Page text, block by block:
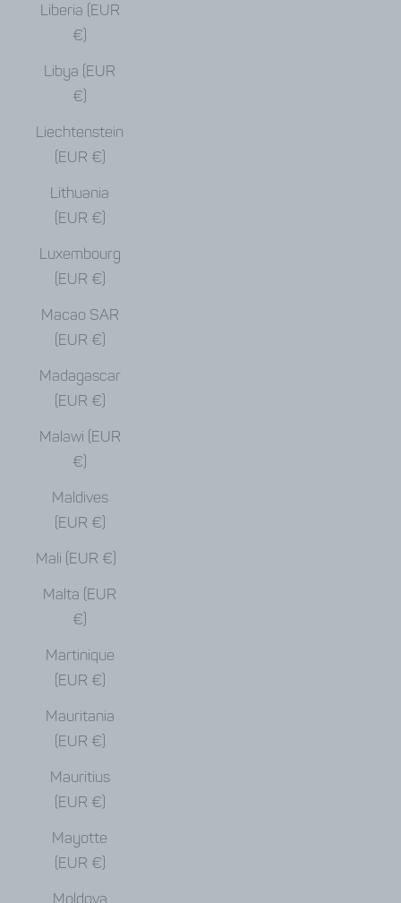
Liberia (EUR
€)
Libya (EUR
€)
Liechtenstein
(EUR €)
Lithuania
(EUR €)
Luxembourg
(EUR €)
Macao SAR
(EUR €)
Madagascar
(EUR €)
Malawi (EUR
€)
Maldives
(EUR €)
Mali (EUR €)
Malta (EUR
€)
Martinique
(EUR €)
Mauritania
(EUR €)
Mauritius
(EUR €)
Mayotte
(EUR €)
Moldova